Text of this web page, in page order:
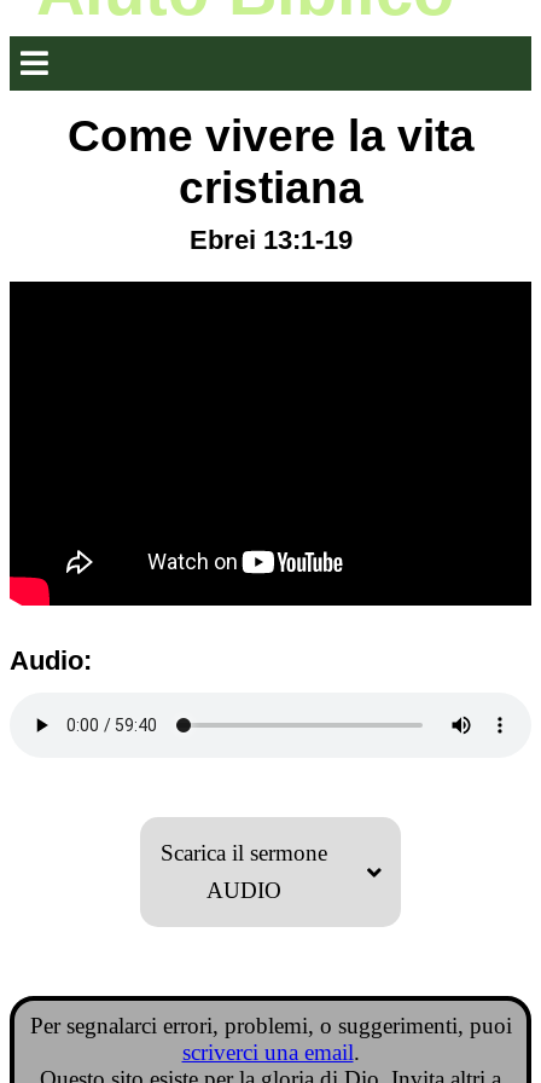
Come vivere la vita
cristiana
Ebrei 13:1-19
Audio:
Scarica il sermone
AUDIO
Per segnalarci errori, problemi, o suggerimenti, puoi
scriverci una email.